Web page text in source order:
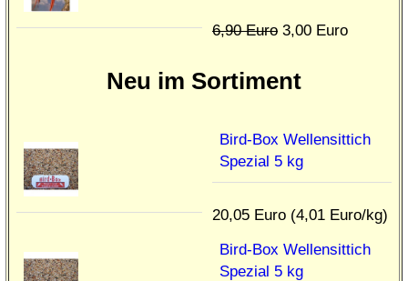
6,90 Euro 3,00 Euro
Neu im Sortiment
Bird-Box Wellensittich
Spezial 5 kg
20,05 Euro (4,01 Euro/kg)
Bird-Box Wellensittich
Spezial 5 kg